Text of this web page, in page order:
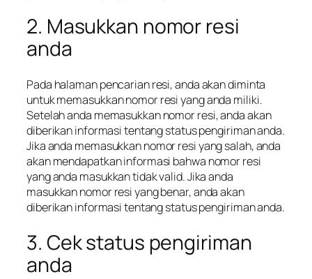
2. Masukkan nomor resi
anda
Pada halaman pencarian resi, anda akan diminta
untuk memasukkan nomor resi yang anda miliki.
Setelah anda memasukkan nomor resi, anda akan
diberikan informasi tentang status pengiriman anda.
Jika anda memasukkan nomor resi yang salah, anda
akan mendapatkan informasi bahwa nomor resi
yang anda masukkan tidak valid. Jika anda
masukkan nomor resi yang benar, anda akan
diberikan informasi tentang status pengiriman anda.
3. Cek status pengiriman
anda